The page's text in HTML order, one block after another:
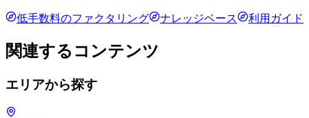
低手数料のファクタリング ナレッジベース 利用ガイド
関連するコンテンツ
エリアから探す